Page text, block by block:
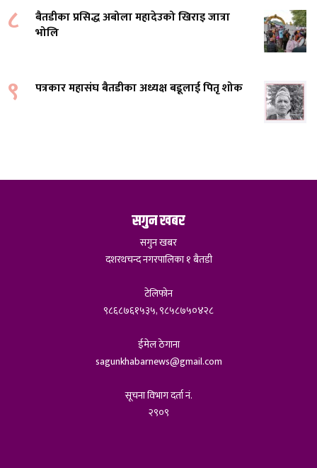
८
बैतडीका प्रसिद्ध अबोला महादेउको खिराइ जात्रा
भोलि
९ पत्रकार महासंघ बैतडीका अध्यक्ष बडूलाई पितृ शोक
सगुन खबर
सगुन खबर
दशरथचन्द नगरपालिका १ बैतडी
टेलिफोन
९८६८७६१५३५, ९८५८७५०४२८
ईमेल ठेगाना
sagunkhabarnews@gmail.com
सूचना विभाग दर्ता नं.
२९०९